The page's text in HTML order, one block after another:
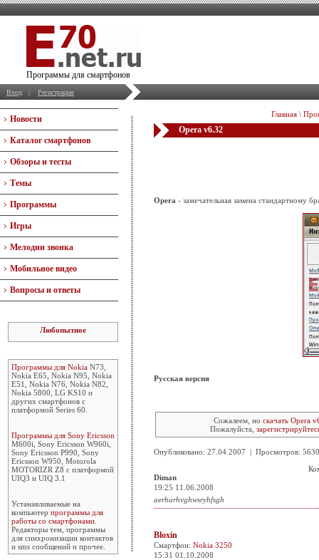
Программы для смартфонов
Вход | Регистрация
Новости
Каталог смартфонов
Обзоры и тесты
Темы
Программы
Игры
Мелодии звонка
Мобильное видео
Вопросы и ответы
Любопытное
Программы для Nokia N73,
Nokia E65, Nokia N95, Nokia
E51, Nokia N76, Nokia N82,
Nokia 5800, LG KS10 и
других смартфонов с
платформой Series 60.
Программы для Sony Ericsson
M600i, Sony Ericsson W960i,
Sony Ericsson P990, Sony
Ericsson W950, Motorola
MOTORIZR Z8 с платформой
UIQ3 и UIQ 3.1
Устанавливаемые на
компьютер программы для
работы со смартфонами
Редакторы тем, программы
для синхронизации контактов
и sms сообщений и прочее.
Главная \
Opera v6.32
Opera - замечательная замена стандартному
Русская версия
Сожалеем, но скачать Opera
Пожалуйста,
Опубликовано: 27.04.2007 | Просмотров:
Diman
19:25 11.06.2008
aerharhvghwsryhfsgh
Bloxin
Смартфон: Nokia 3250
15:31 01.10.2008